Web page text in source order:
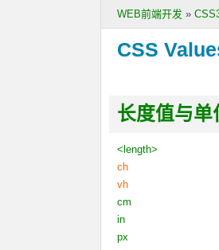
WEB前端开发 »
CSS
长度值与
<length>
ch
vh
cm
in
px